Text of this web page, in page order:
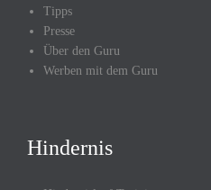
Tipps
Presse
Über den Guru
Werben mit dem Guru
Hindernis